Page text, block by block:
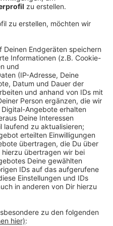
08:17
im
die meisten Menschen
und nicht in der City.
Themen der
Dörfer durch den
acht
Und dann wird
weitergearbeitet. Das
ist: Voneinander